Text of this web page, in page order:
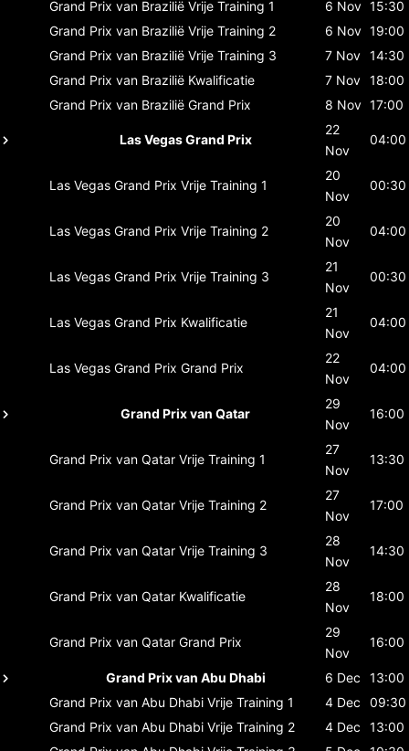
Grand Prix van Brazilië Vrije Training 1 6 Nov 15:30
Grand Prix van Brazilië Vrije Training 2 6 Nov 19:00
Grand Prix van Brazilië Vrije Training 3 7 Nov 14:30
Grand Prix van Brazilië Kwalificatie 7 Nov 18:00
Grand Prix van Brazilië Grand Prix 8 Nov 17:00
Las Vegas Grand Prix
22
Nov
04:00
Las Vegas Grand Prix Vrije Training 1
20
Nov
00:30
Las Vegas Grand Prix Vrije Training 2
20
Nov
04:00
Las Vegas Grand Prix Vrije Training 3
21
Nov
00:30
Las Vegas Grand Prix Kwalificatie
21
Nov
04:00
Las Vegas Grand Prix Grand Prix
22
Nov
04:00
Grand Prix van Qatar
29
Nov
16:00
Grand Prix van Qatar Vrije Training 1
27
Nov
13:30
Grand Prix van Qatar Vrije Training 2
27
Nov
17:00
Grand Prix van Qatar Vrije Training 3
28
Nov
14:30
Grand Prix van Qatar Kwalificatie
28
Nov
18:00
Grand Prix van Qatar Grand Prix
29
Nov
16:00
Grand Prix van Abu Dhabi 6 Dec
13:00
Grand Prix van Abu Dhabi Vrije Training 1 4 Dec
09:30
Grand Prix van Abu Dhabi Vrije Training 2 4 Dec
13:00